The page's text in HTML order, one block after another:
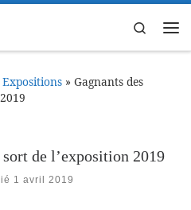
Search
Expositions » Gagnants des
de l’exposition 2019
1 avril 2019